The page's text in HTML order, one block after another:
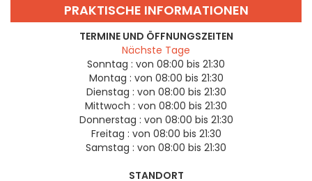
PRAKTISCHE INFORMATIONEN
TERMINE UND ÖFFNUNGSZEITEN
Nächste Tage
Sonntag : von 08:00 bis 21:30
Montag : von 08:00 bis 21:30
Dienstag : von 08:00 bis 21:30
Mittwoch : von 08:00 bis 21:30
Donnerstag : von 08:00 bis 21:30
Freitag : von 08:00 bis 21:30
Samstag : von 08:00 bis 21:30
STANDORT